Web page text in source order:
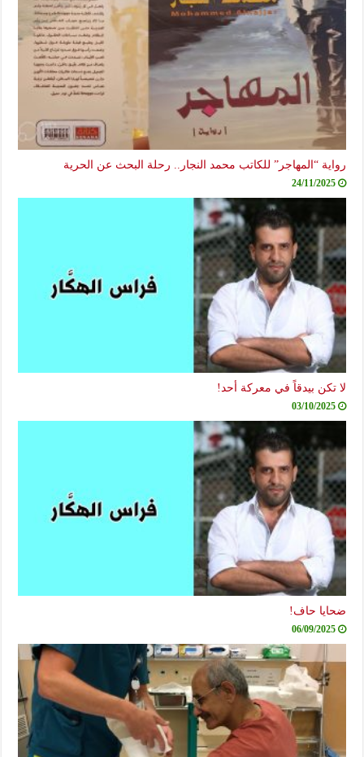
رواية “المهاجر” للكاتب محمد النجار.. رحلة البحث عن الحرية
24/11/2025
لا تكن بيدقاً في معركة أحد!
03/10/2025
ضحايا حاف!
06/09/2025